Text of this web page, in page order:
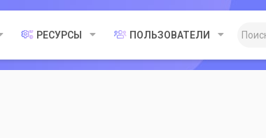
РЕСУРСЫ ПОЛЬЗОВАТЕЛИ